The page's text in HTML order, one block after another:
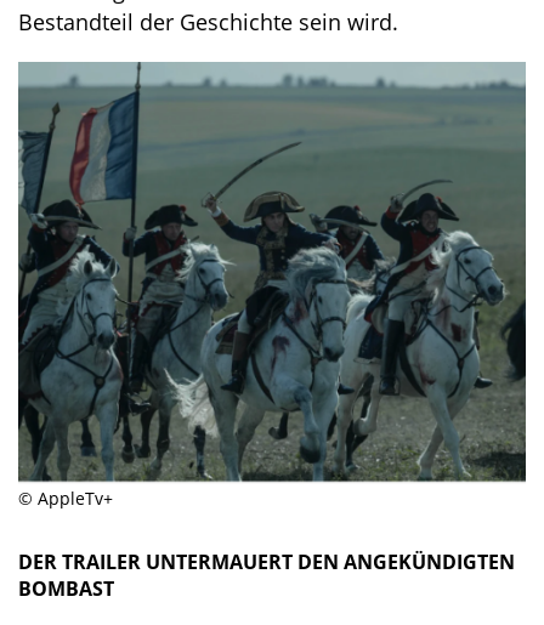
Bestandteil der Geschichte sein wird.
© AppleTv+
DER TRAILER UNTERMAUERT DEN ANGEKÜNDIGTEN
BOMBAST